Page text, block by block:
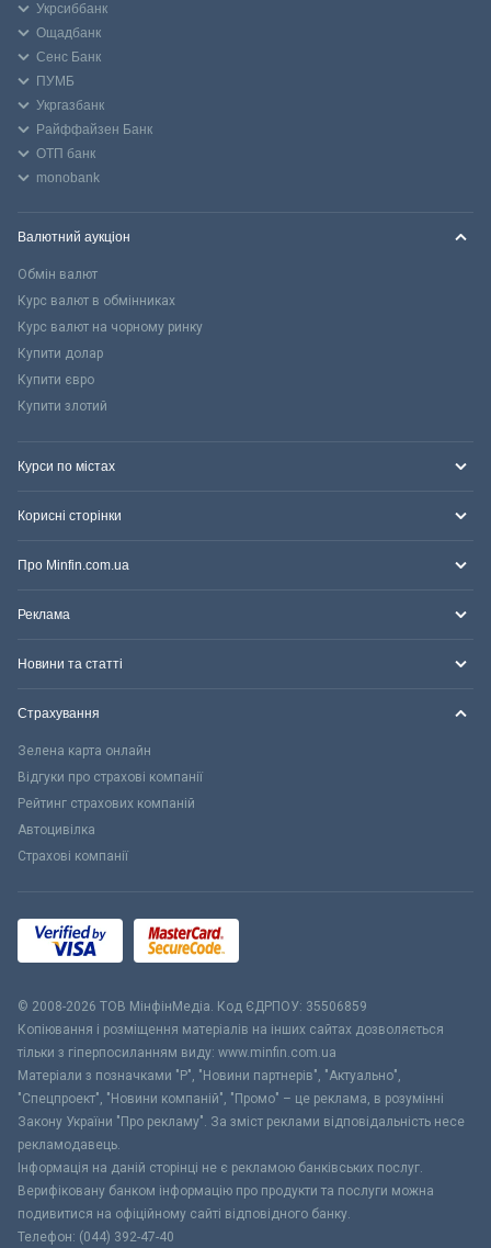
Укрсиббанк
Ощадбанк
Сенс Банк
ПУМБ
Укргазбанк
Райффайзен Банк
ОТП банк
monobank
Валютний аукціон
Обмін валют
Курс валют в обмінниках
Курс валют на чорному ринку
Купити долар
Купити євро
Купити злотий
Курси по містах
Корисні сторінки
Про Minfin.com.ua
Реклама
Новини та статті
Страхування
Зелена карта онлайн
Відгуки про страхові компанії
Рейтинг страхових компаній
Автоцивілка
Страхові компанії
© 2008-2026 ТОВ МiнфiнМедiа. Код ЄДРПОУ: 35506859
Копіювання і розміщення матеріалів на інших сайтах дозволяється
тільки з гіперпосиланням виду: www.minfin.com.ua
Матеріали з позначками "Р", "Новини партнерів", "Актуально",
"Спецпроект", "Новини компаній", "Промо" – це реклама, в розумінні
Закону України "Про рекламу". За зміст реклами відповідальність несе
рекламодавець.
Інформація на даній сторінці не є рекламою банківських послуг.
Верифіковану банком інформацію про продукти та послуги можна
подивитися на офіційному сайті відповідного банку.
Телефон: (044) 392-47-40